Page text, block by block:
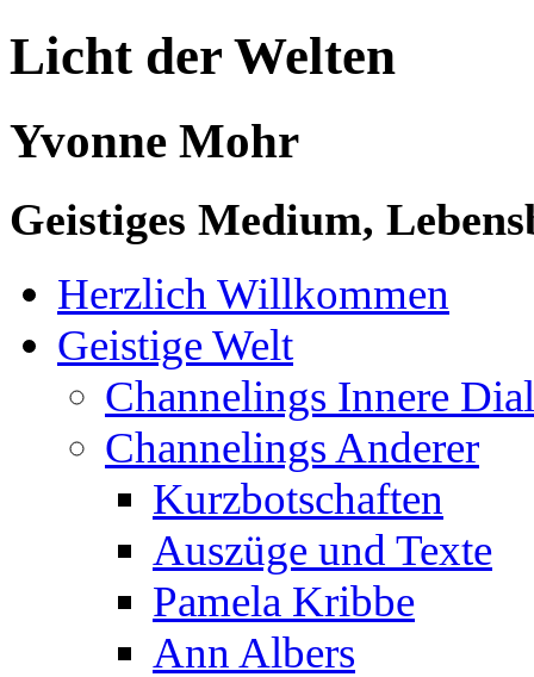
Licht der Welten
Yvonne Mohr
Geistiges Medium,
Herzlich Willkommen
Geistige Welt
Channelings Innere
Channelings Anderer
Kurzbotschaften
Auszüge und Texte
Pamela Kribbe
Ann Albers